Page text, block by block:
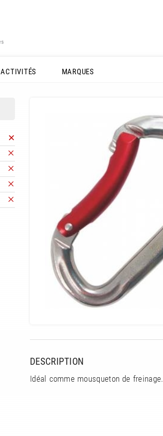
ACTIVITÉS MARQUES
DESCRIPTION
Idéal comme mousqueton de freinage.